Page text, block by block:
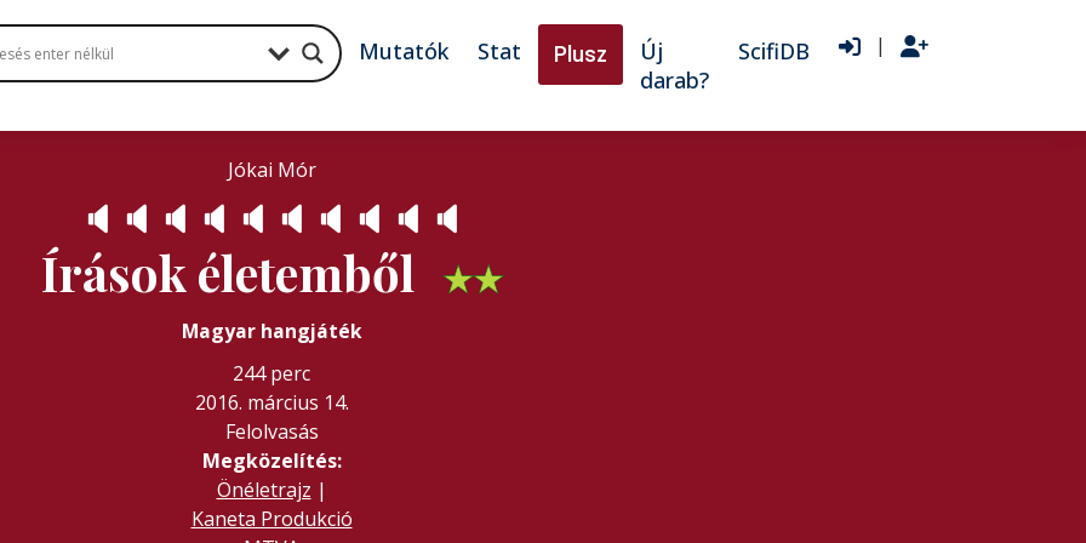
Mutatók Stat Plusz
Új
darab?
ScifiDB |
Jókai Mór
🔈 🔈 🔈 🔈 🔈 🔈 🔈 🔈 🔈 🔈
Írások életemből ★★
Magyar hangjáték
244 perc
2016. március 14.
Felolvasás
Megközelítés:
Önéletrajz |
Kaneta Produkció